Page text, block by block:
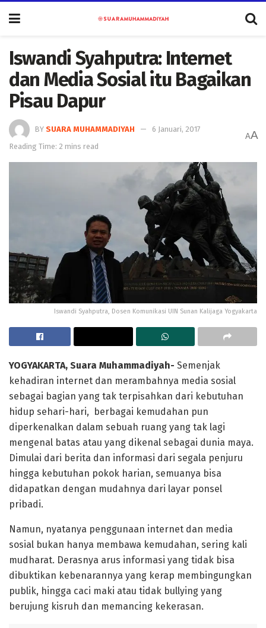
Iswandi Syahputra: Internet
dan Media Sosial itu Bagaikan
Pisau Dapur
BY SUARA MUHAMMADIYAH
6 Januari, 2017
Reading Time: 2 mins read
AA
Iswandi Syahputra, Dosen Komunikasi UIN Sunan Kalijaga Yogyakarta
YOGYAKARTA, Suara Muhammadiyah- Semenjak
kehadiran internet dan merambahnya media sosial
sebagai bagian yang tak terpisahkan dari kebutuhan
hidup sehari-hari, berbagai kemudahan pun
diperkenalkan dalam sebuah ruang yang tak lagi
mengenal batas atau yang dikenal sebagai dunia maya.
Dimulai dari berita dan informasi dari segala penjuru
hingga kebutuhan pokok harian, semuanya bisa
didapatkan dengan mudahnya dari layar ponsel
pribadi.
Namun, nyatanya penggunaan internet dan media
sosial bukan hanya membawa kemudahan, sering kali
mudharat. Derasnya arus informasi yang tidak bisa
dibuktikan kebenarannya yang kerap membingungkan
publik, hingga caci maki atau tidak bullying yang
berujung kisruh dan memancing kekerasan.